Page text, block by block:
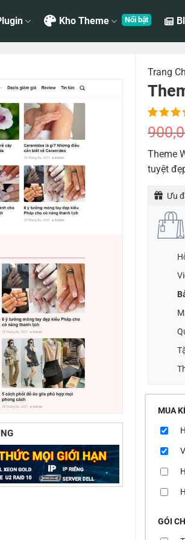
Kho Theme
Trang
5.00
5 dựa
trên
1
giá
Theme
tuyệt
Ưu
MUA
GÓI